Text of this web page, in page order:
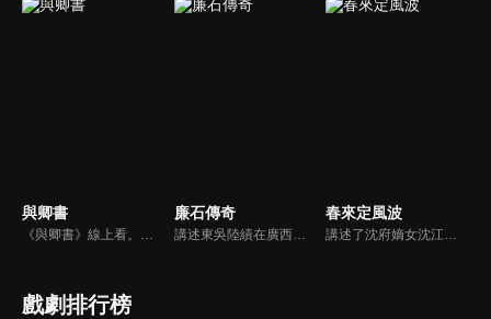
與卿書
《與卿書》線上看。姚州都督左經綸在上任途中誤入與世隔絕的村落—桃花塢，這裡有一個奇特的習俗，女子只有談過戀愛才算成年，左經綸突然出現在柳卿卿的「阿羅風」上任儀式，被族人認定為天意，強行留下左經綸在桃花塢……
廉石傳奇
講述東吳陸績在廣西鬱林任職期間，改革落後生產、提倡科教文化、為官剛直不阿、肅貪拒賄、兩袖清風、倡導廉政的故事。陸績的清廉自守，深得鬱林百姓的擁戴，當鬱林城大兵壓境的危急關頭，全城數萬百姓挺身而出，一場懸殊的奪城之戰，卻因為太守的一呼百應和百姓們的眾志成城而大獲全勝。
春來定風波
講述了沈府嫡女沈江離至純至善，成婚夜被設計與二少主陸景明有夫妻之實，還遭陷害禁足祠堂。分娩遇難被救後兒子焱焱卻有頑疾，藥只有陸家有，沈江離為救子重回陸府。她打臉刁難者，揭開當年被陷害的陰謀，也解開與陸景明的誤會，焱焱則神助攻兩人破鏡重圓。
戲劇排行榜